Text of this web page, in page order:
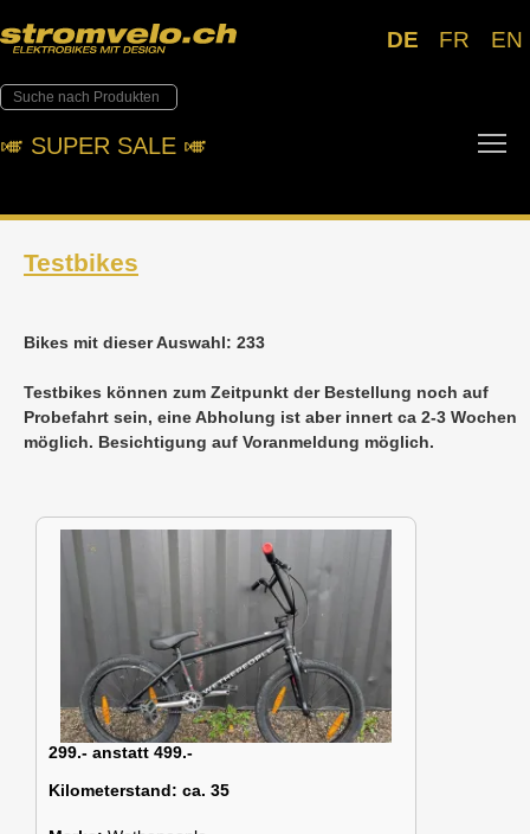
DE FR EN
🎺︎ SUPER SALE 🎺︎
Testbikes
Bikes mit dieser Auswahl: 233
Testbikes können zum Zeitpunkt der Bestellung noch auf
Probefahrt sein, eine Abholung ist aber innert ca 2-3 Wochen
möglich. Besichtigung auf Voranmeldung möglich.
299.- anstatt 499.-
Kilometerstand: ca. 35